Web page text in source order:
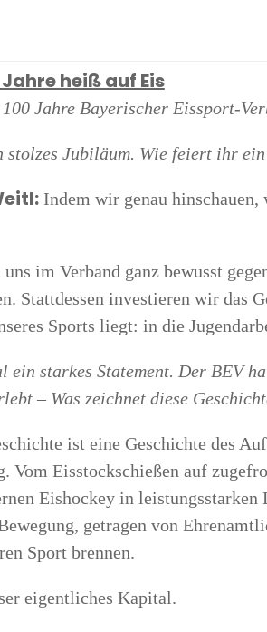
Jah­re heiß auf Eis
Jah­re Baye­ri­scher Eissport-
stol­zes Jubi­lä­um. Wie fei­ert ihr
Indem wir genau hin­schau­en,
im Ver­band ganz bewusst
Statt­des­sen inves­tie­ren wir das
Sports liegt: in die
ein star­kes State­ment. Der BEV
– Was zeich­net die­se
ist eine Geschich­te des
Vom Eis­stock­schie­ßen auf
Eis­ho­ckey in
getra­gen von
Sport brennen.
eigent­li­ches Kapital.